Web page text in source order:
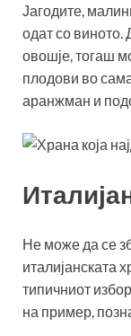
Јагодите,
одат со
овошје, тогаш
плодови во
аранжман и
Не може да се
италијанската
типичниот
на пример,